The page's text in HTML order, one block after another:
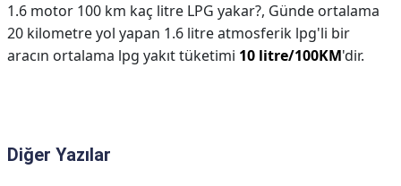
1.6 motor 100 km kaç litre LPG yakar?, Günde ortalama
20 kilometre yol yapan 1.6 litre atmosferik lpg'li bir
aracın ortalama lpg yakıt tüketimi 10 litre/100KM'dir.
Diğer Yazılar